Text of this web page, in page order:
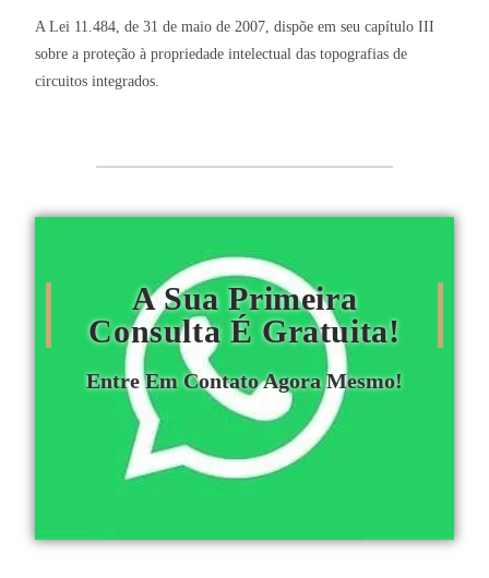
A Lei 11.484, de 31 de maio de 2007, dispõe em seu capítulo III
sobre a proteção à propriedade intelectual das topografias de
circuitos integrados.
A Sua Primeira
Consulta É Gratuita!
Entre Em Contato Agora Mesmo!